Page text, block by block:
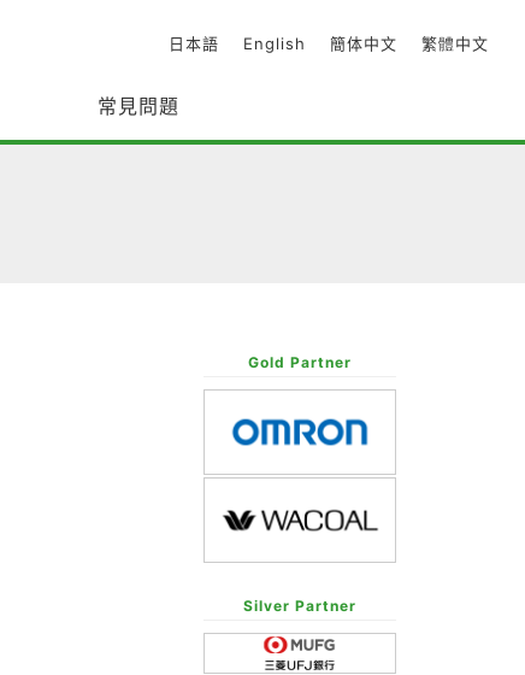
日本語 English 簡体中文 繁體中文
常見問題
Gold Partner
Silver Partner